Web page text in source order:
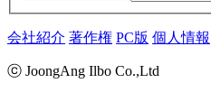
会社紹介 著作権 PC版 個人情報
ⓒ JoongAng Ilbo Co.,Ltd